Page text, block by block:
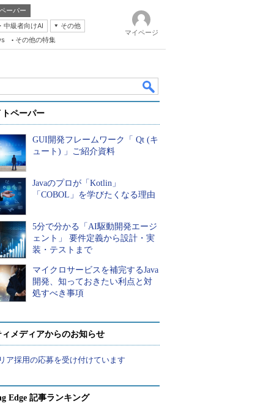
ーパー
中級者向けAI
その他
その他の特集
マイページ
ペーパー
GUI開発フレームワーク「 Qt (キ
ュート) 」ご紹介資料
Javaのプロが「Kotlin」
「COBOL」を学びたくなる理由
5分で分かる「AI駆動開発エージ
ェント」 要件定義から設計・実
装・テストまで
マイクロサービスを補完するJava
開発、知っておきたい利点と対
処すべき事項
メディアからのお知らせ
ア採用の応募を受け付けています
Edge 記事ランキング